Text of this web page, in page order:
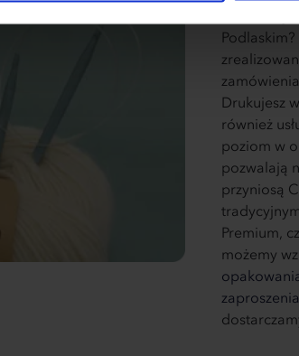
Co nas
Drukujesz
również
poziom w
pozwalają
przyniosą
Premium,
możemy